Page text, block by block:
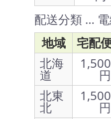
配送分類 …
地域
宅配
北海
道
1,500
円
北東
北
1,500
円